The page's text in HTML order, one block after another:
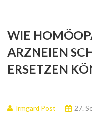
WIE
ARZNEIEN
ERSETZEN
Irmgard Post
27.